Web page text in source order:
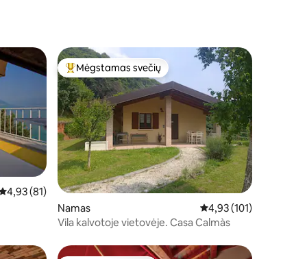
įvertinimas: 4,93 iš 5, atsiliepimų: 81
4,93 (81)
Svečių mėgstamiausias
Mėgstamas svečių
Namas Vidutinis įvertinimas:
4,93 (101)
Vila kalvotoje vietovėje. Casa Calmàs